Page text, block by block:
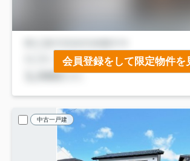
会員登録をして限定物件を
中古一戸建